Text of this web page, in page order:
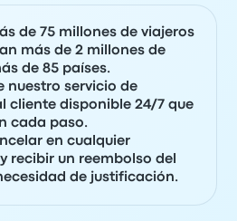
de 75 millones de viajeros
más de 2 millones de
de 85 países.
nuestro servicio de
cliente disponible 24/7 que
cada paso.
en cualquier
recibir un reembolso del
de justificación.